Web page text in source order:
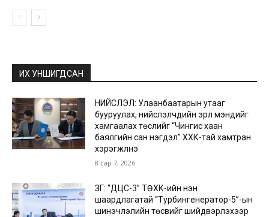
ИХ УНШИГДСАН
НИЙСЛЭЛ: Улаанбаатарын утааг
бууруулах, нийслэлчүүдийн эрүүл мэндийг
хамгаалах төслийг “Чингис хаан
баялгийн сан нэгдэл” ХХК-тай хамтран
хэрэгжүүлнэ
8 сар 7, 2026
ЗГ: “ДЦС-3” ТӨХК-ийн нэн
шаардлагатай “Турбингенератор-5”-ын
шинэчлэлийн төсвийг шийдвэрлэхээр